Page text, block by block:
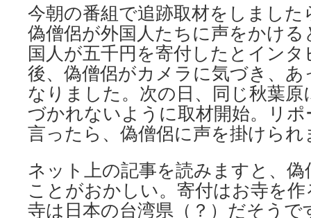
今朝の番組で追跡取材をしまし
偽僧侶が外国人たちに声をかけ
国人が五千円を寄付したとイン
後、偽僧侶がカメラに気づき、
なりました。次の日、同じ秋葉
づかれないように取材開始。リ
言ったら、偽僧侶に声を掛けられ
ネット上の記事を読みますと、
ことがおかしい。寄付はお寺を
寺は日本の台湾県（？）だそう